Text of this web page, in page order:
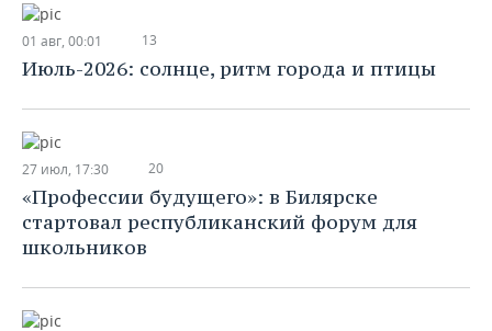
01 авг, 00:01 13
Июль-2026: солнце, ритм города и птицы
27 июл, 17:30 20
«Профессии будущего»: в Билярске
стартовал республиканский форум для
школьников